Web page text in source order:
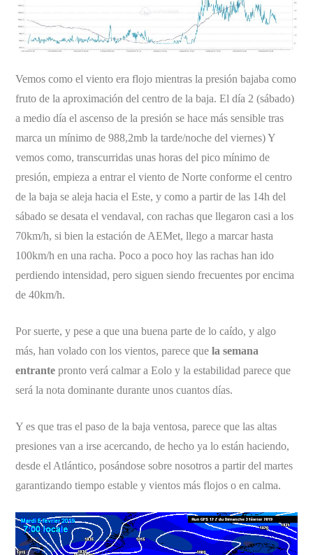
Vemos como el viento era flojo mientras la presión bajaba como
fruto de la aproximación del centro de la baja. El día 2 (sábado)
a medio día el ascenso de la presión se hace más sensible tras
marca un mínimo de 988,2mb la tarde/noche del viernes) Y
vemos como, transcurridas unas horas del pico mínimo de
presión, empieza a entrar el viento de Norte conforme el centro
de la baja se aleja hacia el Este, y como a partir de las 14h del
sábado se desata el vendaval, con rachas que llegaron casi a los
70km/h, si bien la estación de AEMet, llego a marcar hasta
100km/h en una racha. Poco a poco hoy las rachas han ido
perdiendo intensidad, pero siguen siendo frecuentes por encima
de 40km/h.
Por suerte, y pese a que una buena parte de lo caído, y algo
más, han volado con los vientos, parece quela semana
entrante pronto verá calmar a Eolo y la estabilidad parece que
será la nota dominante durante unos cuantos días.
Y es que tras el paso de la baja ventosa, parece que las altas
presiones van a irse acercando, de hecho ya lo están haciendo,
desde el Atlántico, posándose sobre nosotros a partir del martes
garantizando tiempo estable y vientos más flojos o en calma.